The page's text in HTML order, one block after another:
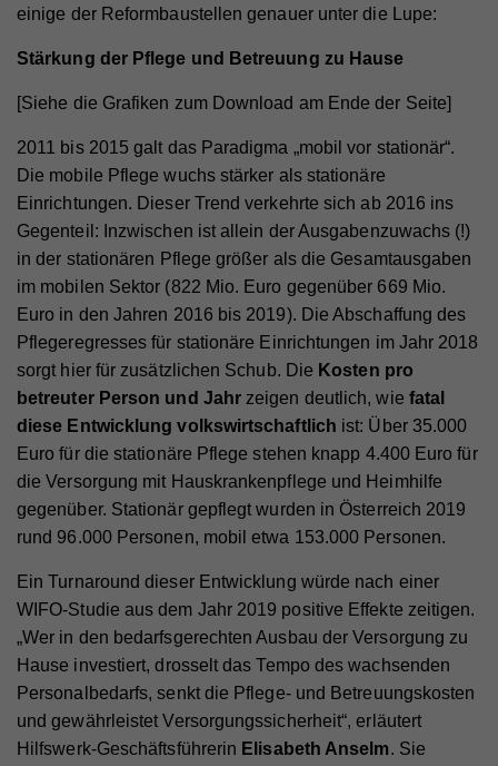
einige der Reformbaustellen genauer unter die Lupe:
Stärkung der Pflege und Betreuung zu Hause
[Siehe die Grafiken zum Download am Ende der Seite]
2011 bis 2015 galt das Paradigma „mobil vor stationär“.
Die mobile Pflege wuchs stärker als stationäre
Einrichtungen. Dieser Trend verkehrte sich ab 2016 ins
Gegenteil: Inzwischen ist allein der Ausgabenzuwachs (!)
in der stationären Pflege größer als die Gesamtausgaben
im mobilen Sektor (822 Mio. Euro gegenüber 669 Mio.
Euro in den Jahren 2016 bis 2019). Die Abschaffung des
Pflegeregresses für stationäre Einrichtungen im Jahr 2018
sorgt hier für zusätzlichen Schub. Die Kosten pro
betreuter Person und Jahr zeigen deutlich, wie fatal
diese Entwicklung volkswirtschaftlich ist: Über 35.000
Euro für die stationäre Pflege stehen knapp 4.400 Euro für
die Versorgung mit Hauskrankenpflege und Heimhilfe
gegenüber. Stationär gepflegt wurden in Österreich 2019
rund 96.000 Personen, mobil etwa 153.000 Personen.
Ein Turnaround dieser Entwicklung würde nach einer
WIFO-Studie aus dem Jahr 2019 positive Effekte zeitigen.
„Wer in den bedarfsgerechten Ausbau der Versorgung zu
Hause investiert, drosselt das Tempo des wachsenden
Personalbedarfs, senkt die Pflege- und Betreuungskosten
und gewährleistet Versorgungssicherheit“, erläutert
Hilfswerk-Geschäftsführerin Elisabeth Anselm. Sie